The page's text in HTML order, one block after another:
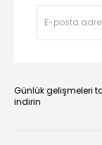
Günlük gelişmeleri
indirin